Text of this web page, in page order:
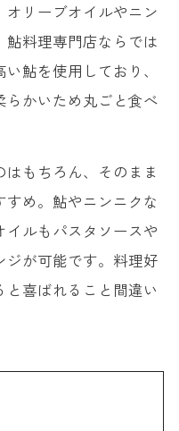
リーブオイルやニン
料理専門店ならでは
鮎を使用しており、
かいため丸ごと食べ
もちろん、そのまま
め。鮎やニンニクな
イルもパスタソースや
ジが可能です。料理好
喜ばれること間違い